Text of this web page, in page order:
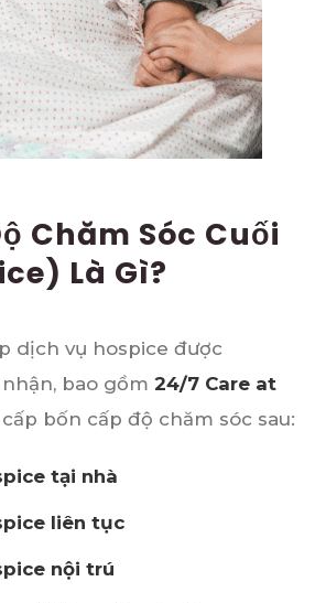
Chăm Sóc Cuối
Là Gì?
dịch vụ hospice được
bao gồm 24/7 Care at
bốn cấp độ chăm sóc sau:
tại nhà
liên tục
nội trú